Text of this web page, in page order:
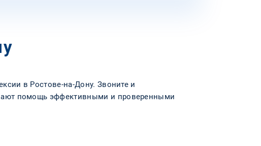
в Ростове-на-Дону. Звоните и
помощь эффективными и проверенными